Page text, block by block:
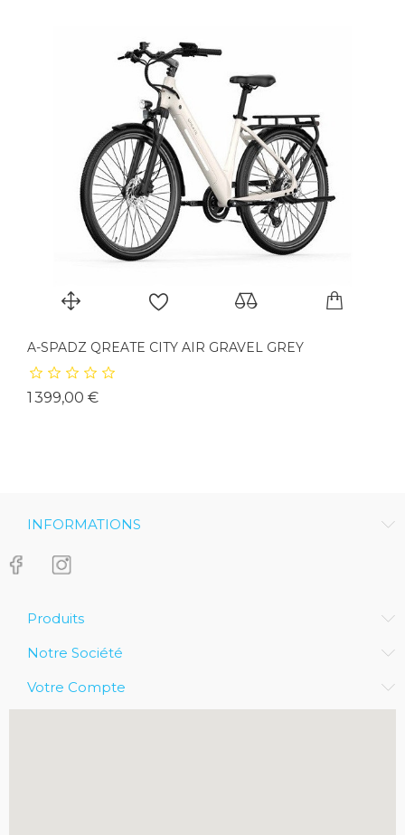
A-SPADZ QREATE CITY AIR GRAVEL GREY
1 399,00 €Prix
INFORMATIONS
Produits
Notre Société
Votre Compte